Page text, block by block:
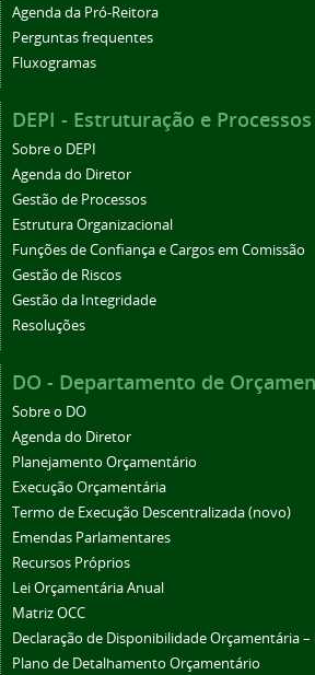
Agenda da Pró-Reitora
Perguntas frequentes
Fluxogramas
DEPI - Estruturação e
Sobre o DEPI
Agenda do Diretor
Gestão de Processos
Estrutura Organizacional
Funções de Confiança e Cargos em Comissão
Gestão de Riscos
Gestão da Integridade
Resoluções
DO - Departamento de
Sobre o DO
Agenda do Diretor
Planejamento Orçamentário
Execução Orçamentária
Termo de Execução Descentralizada (novo)
Emendas Parlamentares
Recursos Próprios
Lei Orçamentária Anual
Matriz OCC
Declaração de Disponibilidade Orçamentária –
Plano de Detalhamento Orçamentário